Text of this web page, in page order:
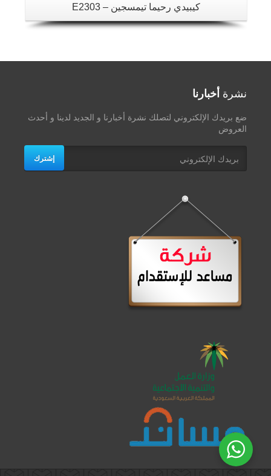
كيبيدي رحيما تيمسجين – E2303
نشرة أخبارنا
ضع بريدك الإلكتروني لتصلك نشرة أخبارنا و الجديد لدينا و أحدث
العروض
إشترك